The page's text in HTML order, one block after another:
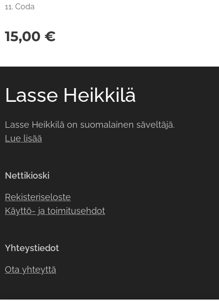
11. Coda
15,00 €
Lasse Heikkilä
Lasse Heikkilä on suomalainen säveltäjä.
Lue lisää
Nettikioski
Rekisteriseloste
Käyttö- ja toimitusehdot
Yhteystiedot
Ota yhteyttä